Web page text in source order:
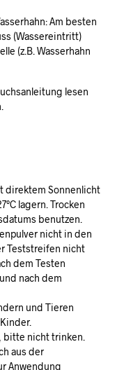
Am besten
(Wassereintritt)
(z.B. Wasserhahn
lesen
direktem Sonnenlicht
lagern. Trocken
benutzen.
nicht in den
Teststreifen nicht
dem Testen
nach dem
und Tieren
bitte nicht trinken.
aus der
Anwendung